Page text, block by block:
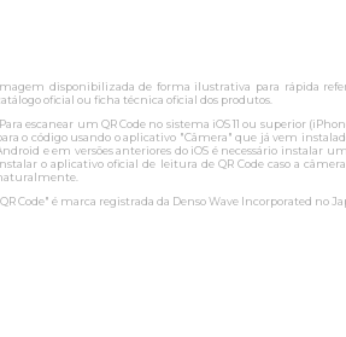
disponibilizada de forma ilustrativa para rápida
oficial ou ficha técnica oficial dos produtos.
escanear um QR Code no sistema iOS 11 ou superior
o código usando o aplicativo "Câmera" que já vem
e em versões anteriores do iOS é necessário instalar
o aplicativo oficial de leitura de QR Code caso a
Code" é marca registrada da Denso Wave Incorporated no